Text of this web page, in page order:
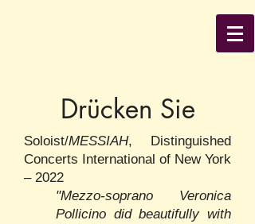
Drücken Sie
Soloist/MESSIAH, Distinguished
Concerts International of New York
– 2022
"Mezzo-soprano Veronica
Pollicino did beautifully with